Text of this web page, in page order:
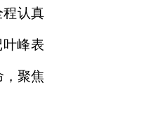
程认真
峰表
，聚焦